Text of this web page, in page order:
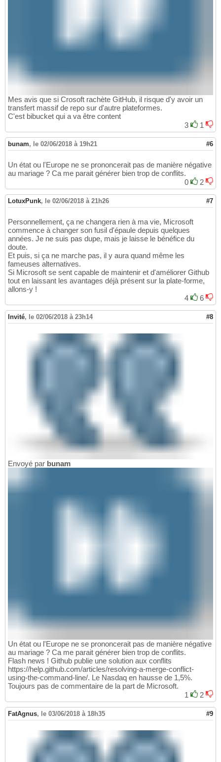
Mes avis que si Crosoft rachète GitHub, il risque d'y avoir un
transfert massif de repo sur d'autre plateformes.
C'est bibucket qui a va être content
3
1
bunam, le 02/06/2018 à 19h21 #6
Un état ou l'Europe ne se prononcerait pas de manière négative
au mariage ? Ca me parait générer bien trop de conflits.
0
2
LotuxPunk, le 02/06/2018 à 21h26 #7
Personnellement, ça ne changera rien à ma vie, Microsoft
commence à changer son fusil d'épaule depuis quelques
années. Je ne suis pas dupe, mais je laisse le bénéfice du
doute.
Et puis, si ça ne marche pas, il y aura quand même les
fameuses alternatives.
Si Microsoft se sent capable de maintenir et d'améliorer Github
tout en laissant les avantages déjà présent sur la plate-forme,
allons-y !
4
6
Invité, le 02/06/2018 à 23h14 #8
Envoyé par bunam
Un état ou l'Europe ne se prononcerait pas de manière négative
au mariage ? Ca me parait générer bien trop de conflits.
Flash news ! Github publie une solution aux conflits
https://help.github.com/articles/resolving-a-merge-conflict-
using-the-command-line/. Le Nasdaq en hausse de 1,5%.
Toujours pas de commentaire de la part de Microsoft.
1
2
FatAgnus, le 03/06/2018 à 18h35 #9